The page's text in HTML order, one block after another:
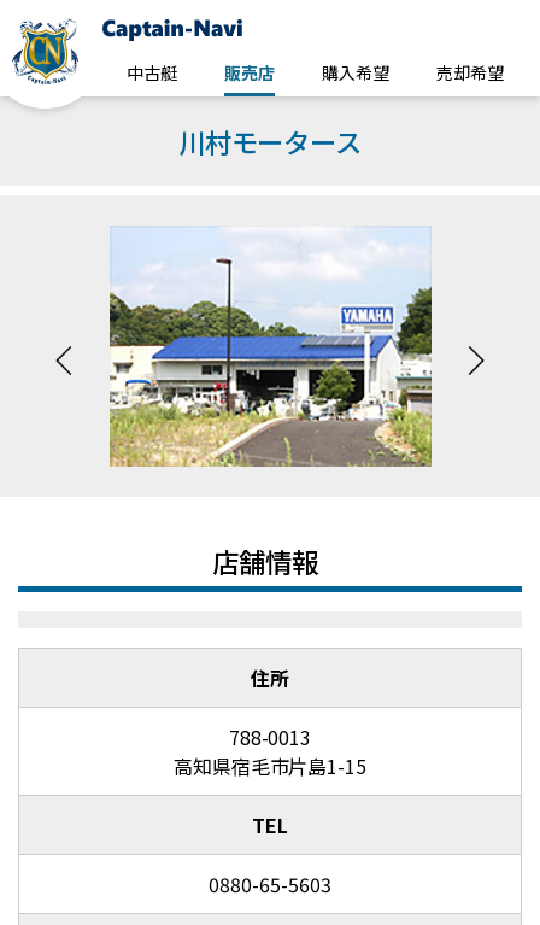
中古艇 販売店 購入希望 売却希望
川村モータース
店舗情報
住所
788-0013
高知県宿毛市片島1-15
TEL
0880-65-5603